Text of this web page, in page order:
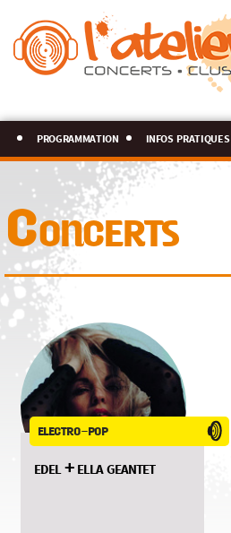
programmation infos pratiques
Concerts
electro-pop
edel + ella geantet